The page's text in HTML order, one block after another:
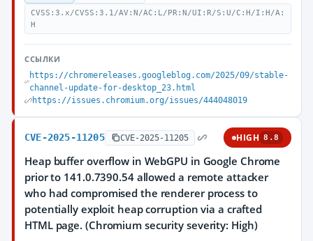
CVSS:3.x/CVSS:3.1/AV:N/AC:L/PR:N/UI:R/S:U/C:H/I:H/A:
H
ССЫЛКИ
https://chromereleases.googleblog.com/2025/09/stable-
channel-update-for-desktop_23.html
https://issues.chromium.org/issues/444048019
CVE-2025-11205 CVE-2025-11205 HIGH 8.8
Heap buffer overflow in WebGPU in Google Chrome
prior to 141.0.7390.54 allowed a remote attacker
who had compromised the renderer process to
potentially exploit heap corruption via a crafted
HTML page. (Chromium security severity: High)